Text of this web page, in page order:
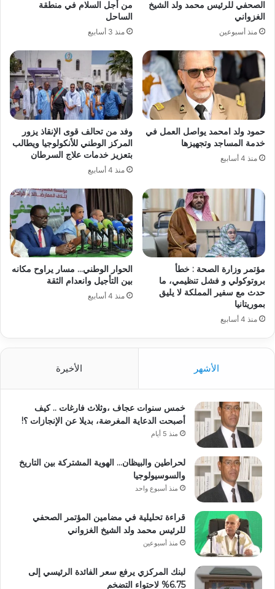
الصحفي للرئيس محمد ولد الشيخ
الغزواني
منذ أسبوعين
من أجل السلام في منطقة
الساحل
منذ 3 أسابيع
حمود ولد امحمد يواصل العمل في
خدمة المساجد وتجهيزها
منذ 4 أسابيع
وفد من تحالف قوى الإنقاذ يزور
المركز الوطني للأنكولوجيا ويطالب
بتعزيز خدمات علاج السرطان
منذ 4 أسابيع
مؤتمر وزارة الصحة : خطأ
بروتوكولي و فشل تنظيمي، ما
حدث مع سفير المملكة لا يليق
بموريتانيا
منذ 4 أسابيع
الحوار الوطني… مسار يراوح مكانه
بين التأجيل وانعدام الثقة
منذ 4 أسابيع
الأشهر الأخيرة
خمس سنوات عجاف ،وثلاث فارغات .. كيف
أصبحت الدعاية المغرضة، بديلا عن الإنجازات ؟!
منذ 5 أيام
لحراطين والبيظان… الهوية المشتركة بين التاريخ
والسوسيولوجيا
منذ أسبوع واحد
قراءة تحليلية في مضامين المؤتمر الصحفي
للرئيس محمد ولد الشيخ الغزواني
منذ أسبوعين
لبنك المركزي يرفع سعر الفائدة الرئيسي إلى
6.75% لاحتواء التضخم